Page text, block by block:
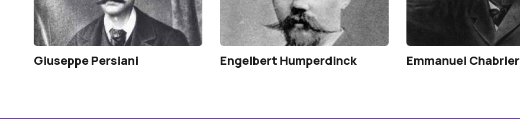
Giuseppe Persiani Engelbert Humperdinck Emmanuel Chabrier